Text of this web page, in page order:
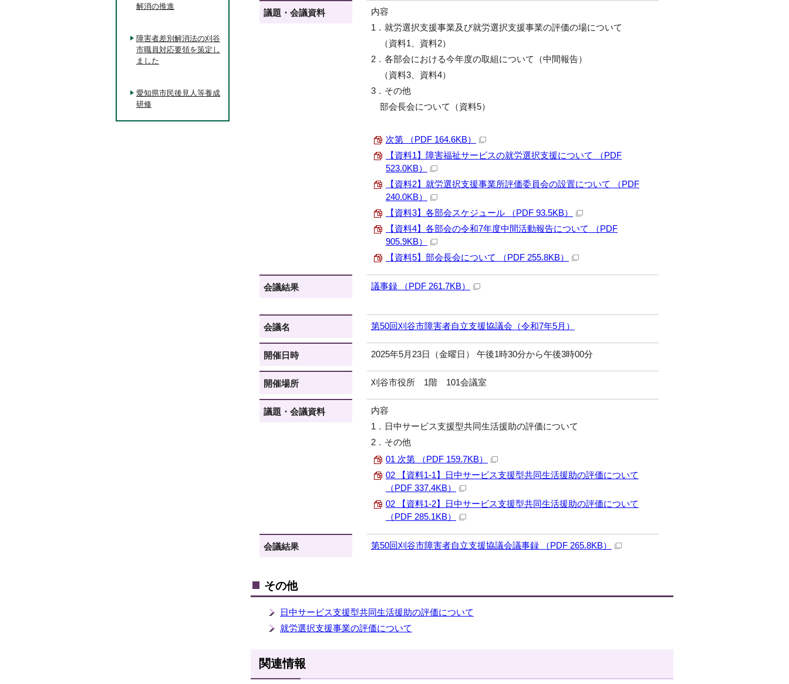
議題・会議資料
内容
1．就労選択支援事業及び就労選択支援事業の評価の場について
（資料1、資料2）
2．各部会における今年度の取組について（中間報告）
（資料3、資料4）
3．その他
部会長会について（資料5）
次第 （PDF 164.6KB）
【資料1】障害福祉サービスの就労選択支援について （PDF
523.0KB）
【資料2】就労選択支援事業所評価委員会の設置について （PDF
240.0KB）
【資料3】各部会スケジュール （PDF 93.5KB）
【資料4】各部会の令和7年度中間活動報告について （PDF
905.9KB）
【資料5】部会長会について （PDF 255.8KB）
会議結果 議事録 （PDF 261.7KB）
会議名 第50回刈谷市障害者自立支援協議会（令和7年5月）
開催日時 2025年5月23日（金曜日） 午後1時30分から午後3時00分
開催場所 刈谷市役所 1階 101会議室
議題・会議資料
内容
1．日中サービス支援型共同生活援助の評価について
2．その他
01 次第 （PDF 159.7KB）
02 【資料1-1】日中サービス支援型共同生活援助の評価について
（PDF 337.4KB）
02 【資料1-2】日中サービス支援型共同生活援助の評価について
（PDF 285.1KB）
会議結果 第50回刈谷市障害者自立支援協議会議事録 （PDF 265.8KB）
その他
日中サービス支援型共同生活援助の評価について
就労選択支援事業の評価について
関連情報
解消の推進
障害者差別解消法の刈谷
市職員対応要領を策定し
ました
愛知県市民後見人等養成
研修